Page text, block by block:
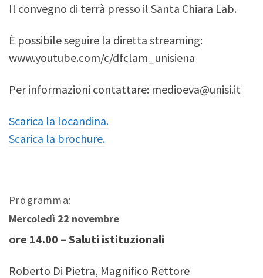
Il convegno di terrà presso il Santa Chiara Lab.
È possibile seguire la diretta streaming:
www.youtube.com/c/dfclam_unisiena
Per informazioni contattare: medioeva@unisi.it
Scarica la locandina.
Scarica la brochure.
Programma:
Mercoledì 22 novembre
ore 14.00 – Saluti istituzionali
Roberto Di Pietra, Magnifico Rettore